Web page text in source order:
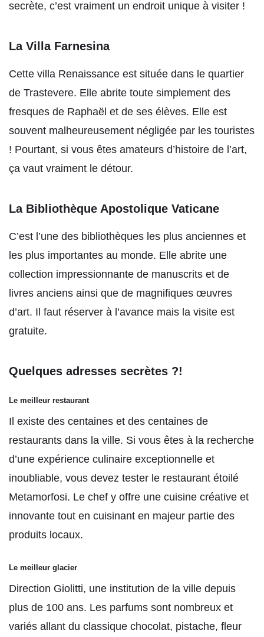
secrète, c’est vraiment un endroit unique à visiter !
La Villa Farnesina
Cette villa Renaissance est située dans le quartier
de Trastevere. Elle abrite toute simplement des
fresques de Raphaël et de ses élèves. Elle est
souvent malheureusement négligée par les touristes
! Pourtant, si vous êtes amateurs d’histoire de l’art,
ça vaut vraiment le détour.
La Bibliothèque Apostolique Vaticane
C’est l’une des bibliothèques les plus anciennes et
les plus importantes au monde. Elle abrite une
collection impressionnante de manuscrits et de
livres anciens ainsi que de magnifiques œuvres
d’art. Il faut réserver à l’avance mais la visite est
gratuite.
Quelques adresses secrètes ?!
Le meilleur restaurant
Il existe des centaines et des centaines de
restaurants dans la ville. Si vous êtes à la recherche
d’une expérience culinaire exceptionnelle et
inoubliable, vous devez tester le restaurant étoilé
Metamorfosi. Le chef y offre une cuisine créative et
innovante tout en cuisinant en majeur partie des
produits locaux.
Le meilleur glacier
Direction Giolitti, une institution de la ville depuis
plus de 100 ans. Les parfums sont nombreux et
variés allant du classique chocolat, pistache, fleur